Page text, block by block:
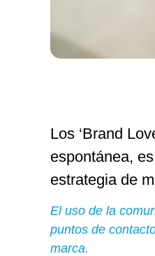
Los ‘Brand
espontánea,
estrategia de
El uso de la
puntos de
marca.